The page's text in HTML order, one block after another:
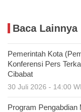
Baca Lainnya
Pemerintah Kota
Konferensi Pers
Cibabat
30 Juli 2026 - 14:00
Program